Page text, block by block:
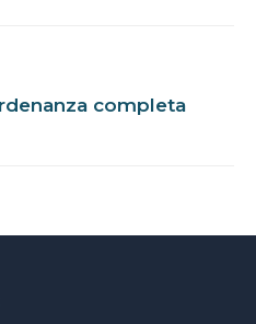
completa